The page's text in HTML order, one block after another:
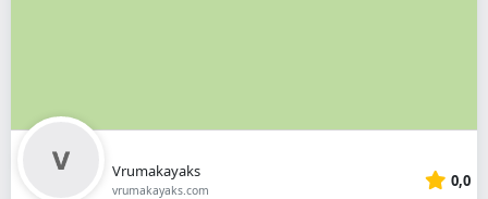
Vrumakayaks
vrumakayaks.com 0,0